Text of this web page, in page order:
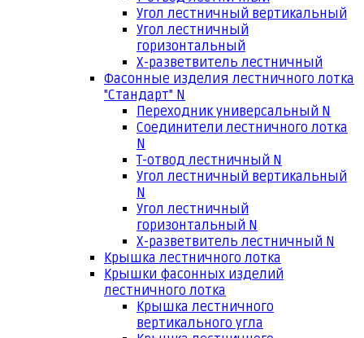
Угол лестничный вертикальный
Угол лестничный
горизонтальный
Х-разветвитель лестничный
Фасонные изделия лестничного лотка
"Стандарт" N
Переходник универсальный N
Соединители лестничного лотка
N
Т-отвод лестничный N
Угол лестничный вертикальный
N
Угол лестничный
горизонтальный N
Х-разветвитель лестничный N
Крышка лестничного лотка
Крышки фасонных изделий
лестничного лотка
Крышка лестничного
вертикального угла